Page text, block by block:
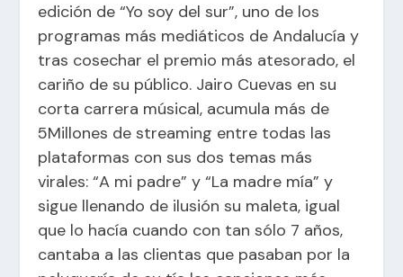
edición de “Yo soy del sur”, uno de los
programas más mediáticos de Andalucía y
tras cosechar el premio más atesorado, el
cariño de su público. Jairo Cuevas en su
corta carrera músical, acumula más de
5Millones de streaming entre todas las
plataformas con sus dos temas más
virales: “A mi padre” y “La madre mía” y
sigue llenando de ilusión su maleta, igual
que lo hacía cuando con tan sólo 7 años,
cantaba a las clientas que pasaban por la